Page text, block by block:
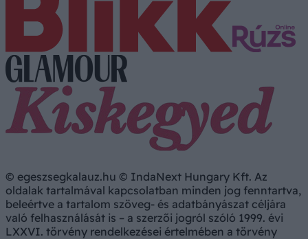
© egeszsegkalauz.hu © IndaNext Hungary Kft. Az
oldalak tartalmával kapcsolatban minden jog fenntartva,
beleértve a tartalom szöveg- és adatbányászat céljára
való felhasználását is – a szerzői jogról szóló 1999. évi
LXXVI. törvény rendelkezései értelmében a törvény